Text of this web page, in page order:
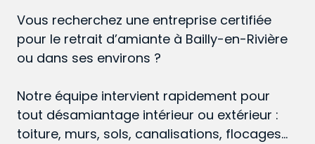
Vous recherchez une entreprise certifiée
pour le retrait d’amiante à Bailly-en-Rivière
ou dans ses environs ?
Notre équipe intervient rapidement pour
tout désamiantage intérieur ou extérieur :
toiture, murs, sols, canalisations, flocages…